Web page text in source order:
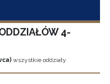
4-
wszystkie oddziały